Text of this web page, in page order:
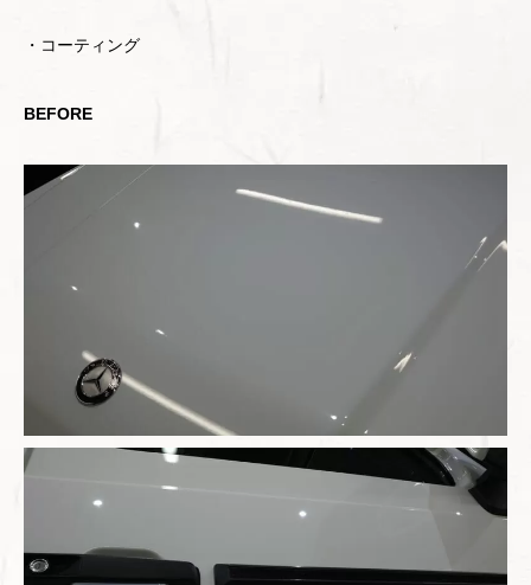
・コーティング
BEFORE